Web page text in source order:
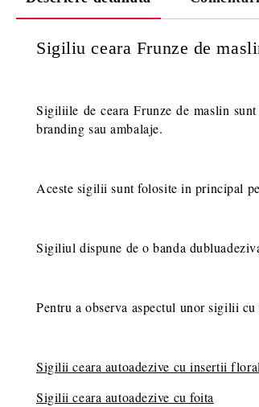
Sigiliu ceara Frunze de
Sigiliile de ceara Frunze de maslin
branding sau ambalaje.
Aceste sigilii sunt folosite in principal
Sigiliul dispune de o banda
Pentru a observa aspectul unor sigilii
Sigilii ceara autoadezive cu insertii
Sigilii ceara autoadezive cu foita